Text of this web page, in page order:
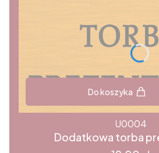
Do koszyka
U0004
Dodatkowa torba